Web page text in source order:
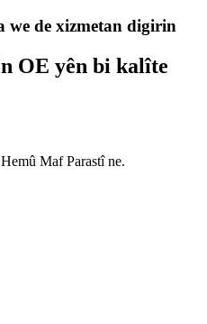
we de xizmetan digirin
OE yên bi kalîte
Maf Parastî ne.